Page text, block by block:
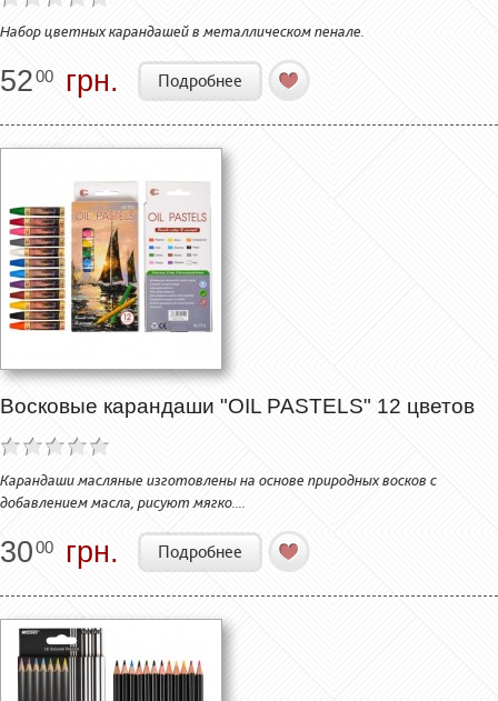
Набор цветных карандашей в металлическом пенале.
5200 грн. Подробнее
Восковые карандаши "OIL PASTELS" 12 цветов
Карандаши масляные изготовлены на основе природных восков с
добавлением масла, рисуют мягко....
3000 грн. Подробнее